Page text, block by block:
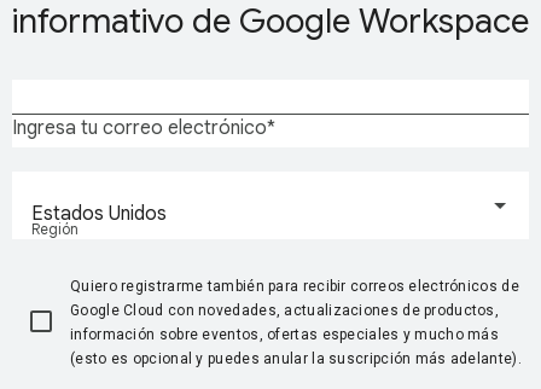
informativo de Google Workspace
Ingresa tu correo electrónico
Región
Estados Unidos
Quiero registrarme también para recibir correos electrónicos de
Google Cloud con novedades, actualizaciones de productos,
información sobre eventos, ofertas especiales y mucho más
(esto es opcional y puedes anular la suscripción más adelante).